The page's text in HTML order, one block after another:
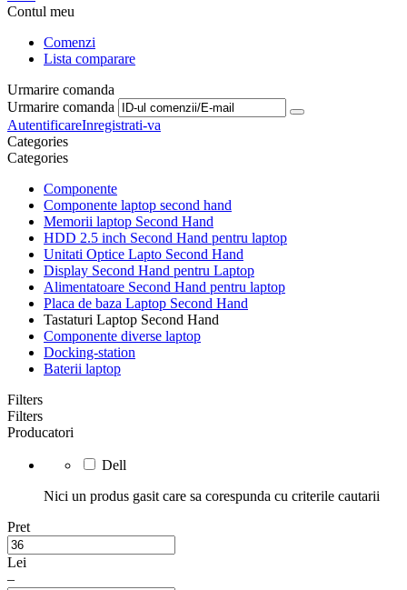
Contul meu
Comenzi
Lista comparare
Urmarire comanda
Urmarire comanda
AutentificareInregistrati-va
Сategories
Сategories
Componente
Componente laptop second hand
Memorii laptop Second Hand
HDD 2.5 inch Second Hand pentru laptop
Unitati Optice Lapto Second Hand
Display Second Hand pentru Laptop
Alimentatoare Second Hand pentru laptop
Placa de baza Laptop Second Hand
Tastaturi Laptop Second Hand
Componente diverse laptop
Docking-station
Baterii laptop
Filters
Filters
Producatori
Dell
Nici un produs gasit care sa corespunda cu criterile cautarii
Pret
Lei
–